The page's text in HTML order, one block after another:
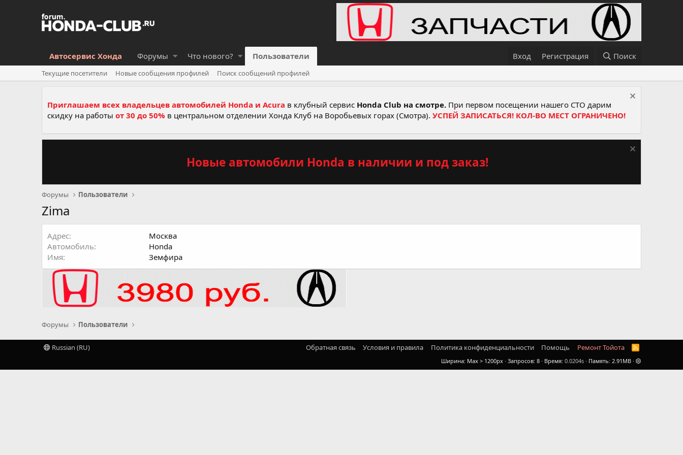
Автосервис Хонда Форумы Что нового? Пользователи Вход Регистрация Поиск
Текущие посетители Новые сообщения профилей Поиск сообщений профилей
Приглашаем всех владельцев автомобилей Honda и Acura в клубный сервис Honda Club на смотре. При первом посещении нашего СТО дарим
скидку на работы от 30 до 50% в центральном отделении Хонда Клуб на Воробьевых горах (Смотра). УСПЕЙ ЗАПИСАТЬСЯ! КОЛ-ВО МЕСТ ОГРАНИЧЕНО!
Новые автомобили Honda в наличии и под заказ!
Форумы Пользователи
Zima
Адрес
Москва
Автомобиль
Honda
Имя
Земфира
Форумы Пользователи
Russian (RU) Обратная связь Условия и правила Политика конфиденциальности Помощь Ремонт Тойота
R
S
Ширина Запросов 8 Время 0.0204s Память 2.91MB